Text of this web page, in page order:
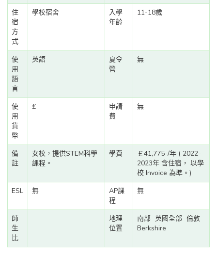
住
宿
方
式
學校宿舍
入學
年齡
11-18歲
使
用
語
言
英語
夏令
營
無
使
用
貨
幣
₤
申請
費
無
備
註
女校，提供STEM科學
課程。
學費
￡41,775-/年 ( 2022-
2023年 含住宿， 以學
校 Invoice 為準。)
ESL
無
AP課
程
無
師
生
比
地理
位置
南部 英國全部 倫敦
Berkshire